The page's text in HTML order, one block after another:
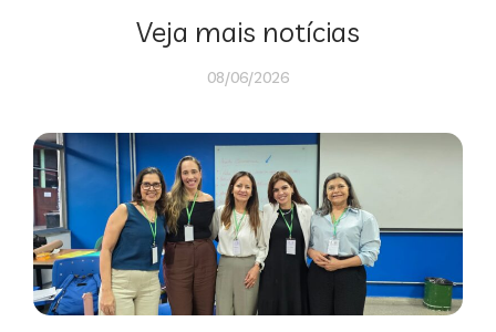
Veja mais notícias
08/06/2026